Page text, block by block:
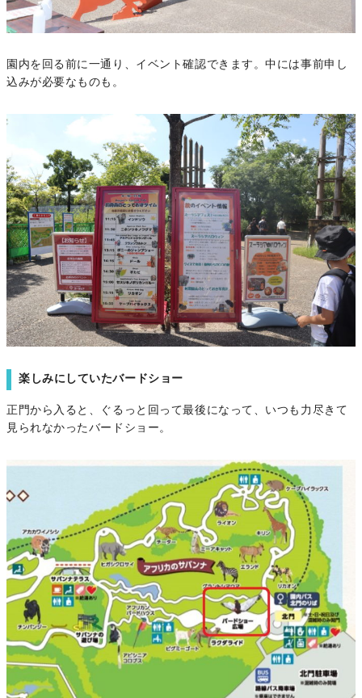
園内を回る前に一通り、イベント確認できます。中には事前申し
込みが必要なものも。
楽しみにしていたバードショー
正門から入ると、ぐるっと回って最後になって、いつも力尽きて
見られなかったバードショー。